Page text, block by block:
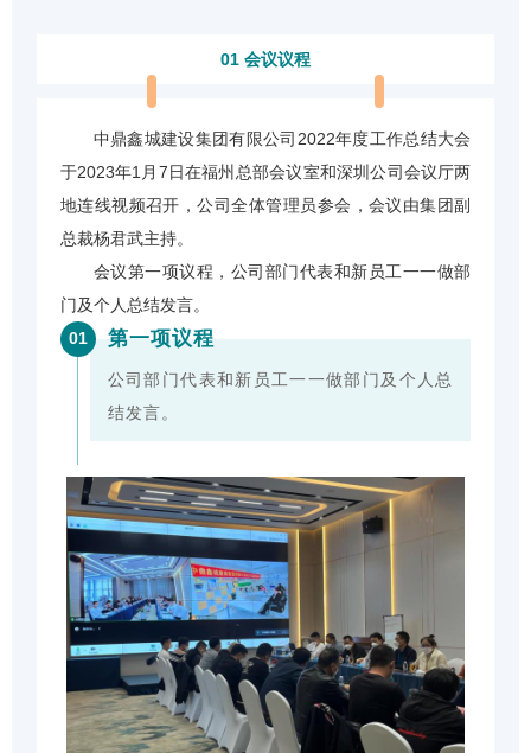
01 会议议程
中鼎鑫城建设集团有限公司2022年度工作总结大会
于2023年1月7日在福州总部会议室和深圳公司会议厅两
地连线视频召开，公司全体管理员参会，会议由集团副
总裁杨君武主持。
会议第一项议程，公司部门代表和新员工一一做部
门及个人总结发言。
01
第一项议程
公司部门代表和新员工一一做部门及个人总
结发言。